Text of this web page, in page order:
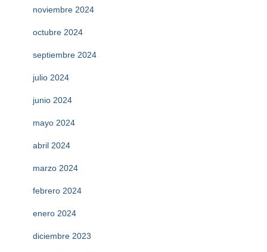
noviembre 2024
octubre 2024
septiembre 2024
julio 2024
junio 2024
mayo 2024
abril 2024
marzo 2024
febrero 2024
enero 2024
diciembre 2023